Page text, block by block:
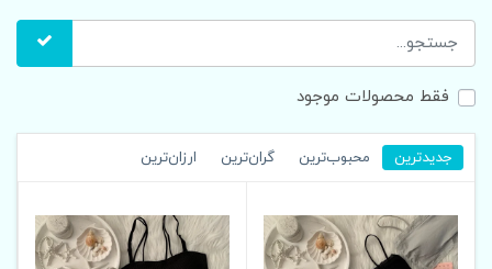
فقط محصولات موجود
جدیدترین محبوب‌ترین گران‌ترین ارزان‌ترین